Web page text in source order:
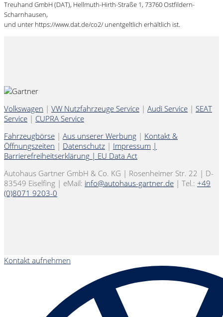
Treuhand GmbH (DAT), Hellmuth-Hirth-Straße 1, 73760 Ostfildern-
Scharnhausen,
und unter https://www.dat.de/co2/ unentgeltlich erhältlich ist.
Volkswagen | VW Nutzfahrzeuge Service | Audi Service | SEAT
Service | CUPRA Service
Fahrzeugbörse | Aus unserer Werbung | Kontakt &
Öffnungszeiten | Datenschutz | Impressum |
Barrierefreiheitserklärung | EU Data Act
Autohaus Gartner GmbH & Co. KG | Rosenheimer Str. 22 | D-
83549 Eiselfing | eMail: info@autohaus-gartner.de | Tel.: +49
(0)8071 9203-0
Kontakt aufnehmen